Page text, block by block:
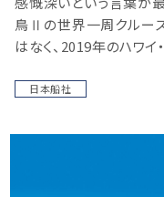
鳥Ⅱの世界一周クルー
はなく、2019年のハワイ
日本船社